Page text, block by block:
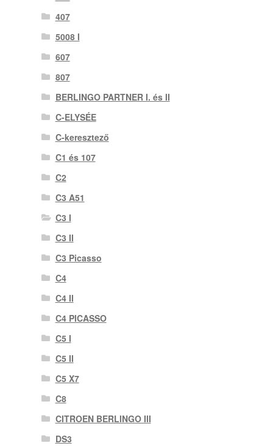
407
5008 I
607
807
BERLINGO PARTNER I. és II
C-ELYSÉE
C-keresztező
C1 és 107
C2
C3 A51
C3 I
C3 II
C3 Picasso
C4
C4 II
C4 PICASSO
C5 I
C5 II
C5 X7
C8
CITROEN BERLINGO III
DS3